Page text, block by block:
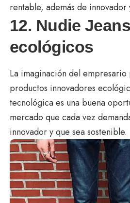
rentable, además de innovador
12. Nudie Jeans
ecológicos
La imaginación del
productos innovadores
tecnológica es una buena
mercado que cada vez
innovador y que sea sostenible.